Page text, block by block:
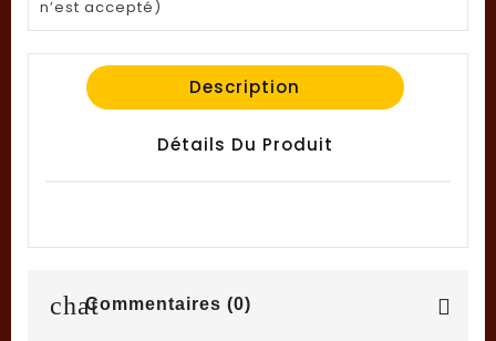
n’est accepté)
Description
Détails Du Produit
chatCommentaires (0)